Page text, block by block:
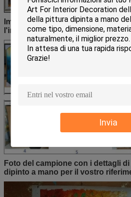
Invia
Imballando per le pitture a olio
l'inquadramento:
Foto del campione con i dettagli
dipinto a mano per il vostro